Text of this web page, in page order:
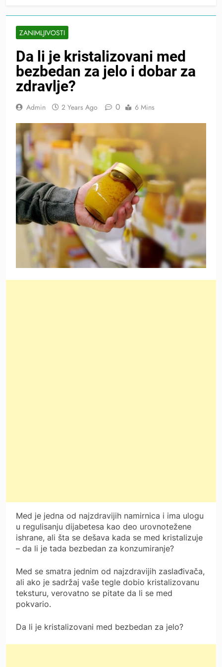
ZANIMLJIVOSTI
Da li je kristalizovani med
bezbedan za jelo i dobar za
zdravlje?
Admin 2 Years Ago 0 6 Mins
Med je jedna od najzdravijih namirnica i ima ulogu
u regulisanju dijabetesa kao deo urovnotežene
ishrane, ali šta se dešava kada se med kristalizuje
– da li je tada bezbedan za konzumiranje?
Med se smatra jednim od najzdravijih zaslađivača,
ali ako je sadržaj vaše tegle dobio kristalizovanu
teksturu, verovatno se pitate da li se med
pokvario.
Da li je kristalizovani med bezbedan za jelo?